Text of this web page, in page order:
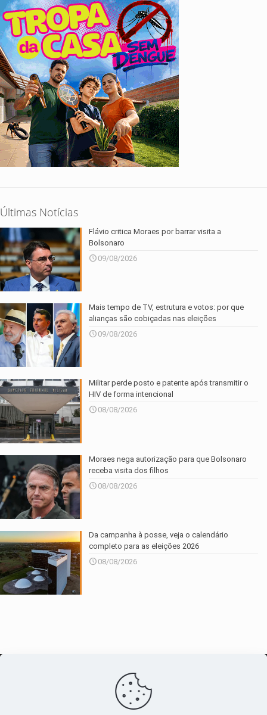
Últimas Notícias
Flávio critica Moraes por barrar visita a
Bolsonaro
09/08/2026
Mais tempo de TV, estrutura e votos: por que
alianças são cobiçadas nas eleições
09/08/2026
Militar perde posto e patente após transmitir o
HIV de forma intencional
08/08/2026
Moraes nega autorização para que Bolsonaro
receba visita dos filhos
08/08/2026
Da campanha à posse, veja o calendário
completo para as eleições 2026
08/08/2026
canal de notícias